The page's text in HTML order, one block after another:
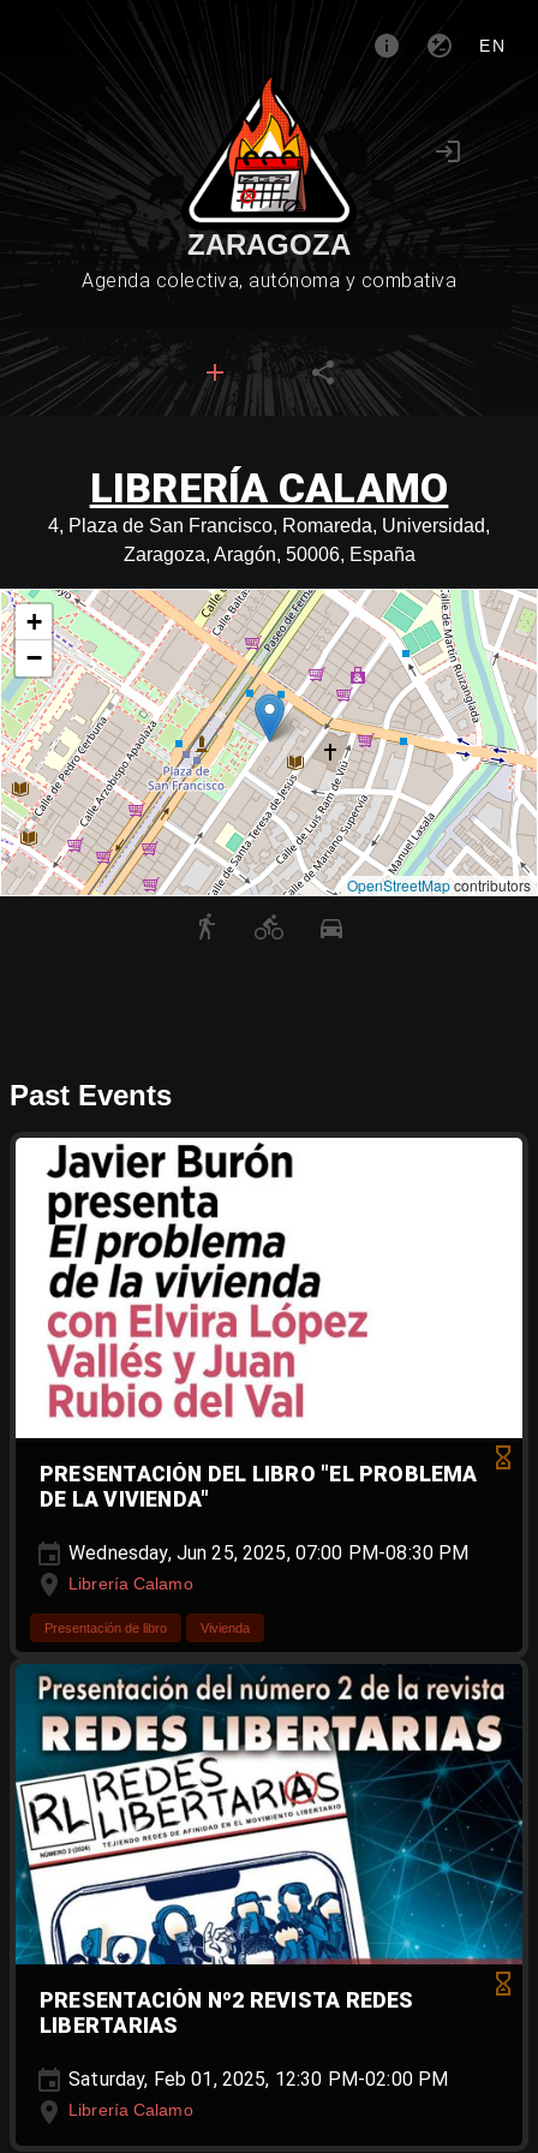
EN
ZARAGOZA
Agenda colectiva, autónoma y combativa
LIBRERÍA CALAMO
4, Plaza de San Francisco, Romareda, Universidad,
Zaragoza, Aragón, 50006, España
+
−
OpenStreetMapcontributors
Past Events
PRESENTACIÓN DEL LIBRO "EL PROBLEMA
DE LA VIVIENDA"
Wednesday, Jun 25, 2025, 07:00 PM-08:30 PM
Librería Calamo
Presentación de libro Vivienda
PRESENTACIÓN Nº2 REVISTA REDES
LIBERTARIAS
Saturday, Feb 01, 2025, 12:30 PM-02:00 PM
Librería Calamo